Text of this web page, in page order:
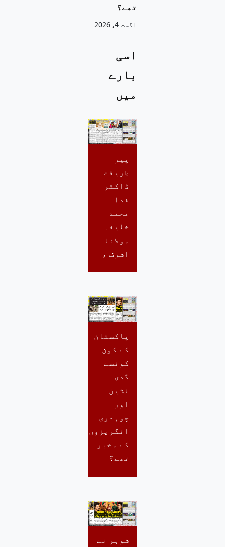
تھے؟
اگست 4, 2026
اسی
بارے
میں
پیر
طریقت
ڈاکٹر
فدا
محمد
خلیفہ
مولانا
اشرف ،
پاکستان
کے کون
کونسے
گدی
نشین
اور
چوہدری
انگریزوں
کے مخبر
تھے؟
شوہر نے